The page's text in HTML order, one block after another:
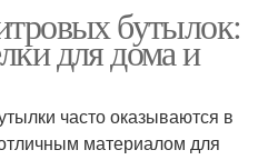
бутылок:
для дома и
часто оказываются в
материалом для